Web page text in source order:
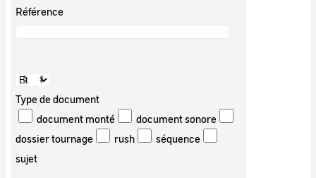
Référence
Type de document
document monté
document sonore
dossier tournage
rush
séquence
sujet